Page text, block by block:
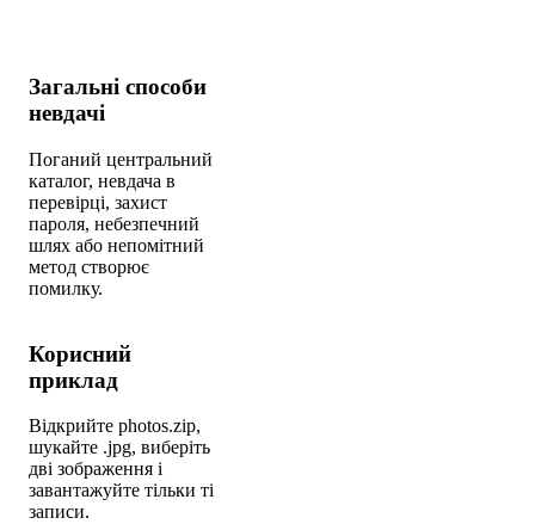
Загальні способи
невдачі
Поганий центральний
каталог, невдача в
перевірці, захист
пароля, небезпечний
шлях або непомітний
метод створює
помилку.
Корисний
приклад
Відкрийте photos.zip,
шукайте .jpg, виберіть
дві зображення і
завантажуйте тільки ті
записи.